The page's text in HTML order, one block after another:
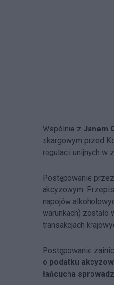
Wspólnie z Janem
skargowym przed
regulacji unijnych w
Postępowanie
akcyzowym.
napojów
warunkach)
transakcjach
Postępowanie
o podatku
łańcucha